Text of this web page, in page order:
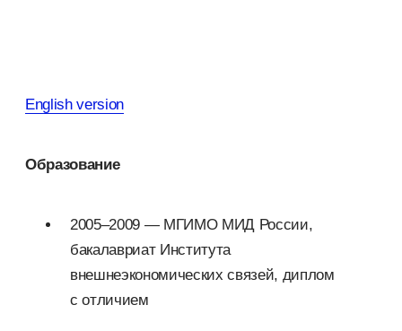
English version
Образование
2005–2009 — МГИМО МИД России,
бакалавриат Института
внешнеэкономических связей, диплом
с отличием